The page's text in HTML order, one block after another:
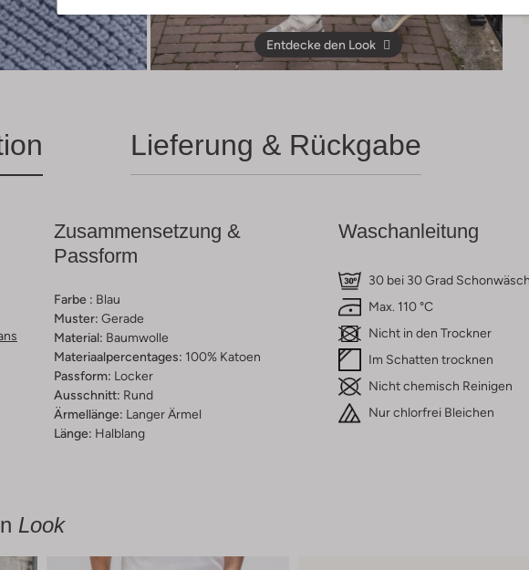
Entdecke den Look
Lieferung & Rückgabe
Zusammensetzung &
Passform
Farbe : Blau
Muster: Gerade
Material: Baumwolle
Materiaalpercentages: 100% Katoen
Passform: Locker
Ausschnitt: Rund
Ärmellänge: Langer Ärmel
Länge: Halblang
Waschanleitung
30 bei 30 Grad
Max. 110 °C
Nicht in den Trockner
Im Schatten trocknen
Nicht chemisch Reinigen
Nur chlorfrei Bleichen
Look